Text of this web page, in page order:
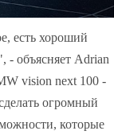
есть хороший
- объясняет Adrian
vision next 100 -
огромный
которые